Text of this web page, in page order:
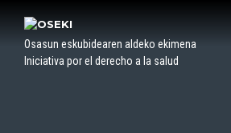
contenidoOsasun eskubidearen aldeko ekimena
Iniciativa por el derecho a la salud